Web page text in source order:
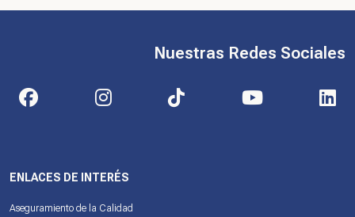
ENLACES DE INTERÉS
Aseguramiento de la Calidad
Nuestras Redes Sociales